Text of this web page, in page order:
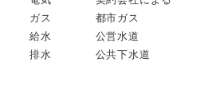
ガス 都市ガス
給水 公営水道
排水 公共下水道